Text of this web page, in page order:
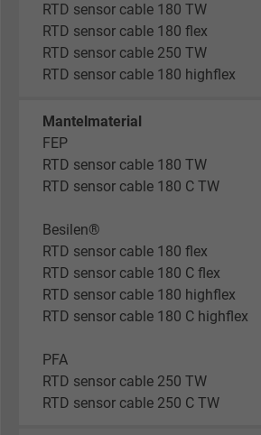
RTD sensor cable 180 TW
RTD sensor cable 180 flex
RTD sensor cable 250 TW
RTD sensor cable 180 highflex
Mantelmaterial
FEP
RTD sensor cable 180 TW
RTD sensor cable 180 C TW
Besilen®
RTD sensor cable 180 flex
RTD sensor cable 180 C flex
RTD sensor cable 180 highflex
RTD sensor cable 180 C highflex
PFA
RTD sensor cable 250 TW
RTD sensor cable 250 C TW